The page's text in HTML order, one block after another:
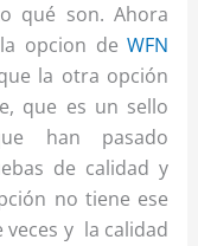
qué son. Ahora
opcion deWFN
la otra opción
que es un sello
han pasado
de calidad y
no tiene ese
veces y la calidad